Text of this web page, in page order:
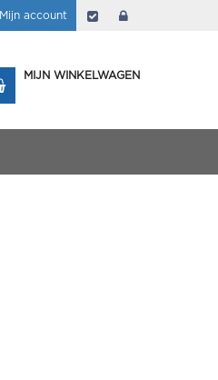
Mijn account Afrekenen
MIJN WINKELWAGEN